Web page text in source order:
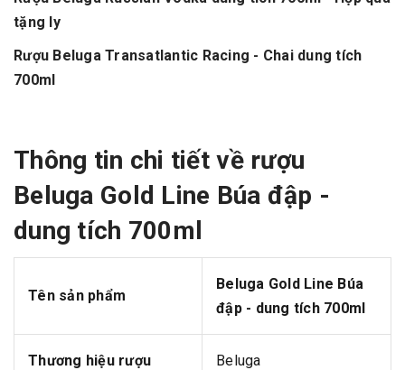
tặng ly
Rượu Beluga Transatlantic Racing - Chai dung tích
700ml
Thông tin chi tiết về rượu
Beluga Gold Line Búa đập -
dung tích 700ml
Tên sản phẩm
Beluga Gold Line Búa
đập - dung tích 700ml
Thương hiệu rượu Beluga